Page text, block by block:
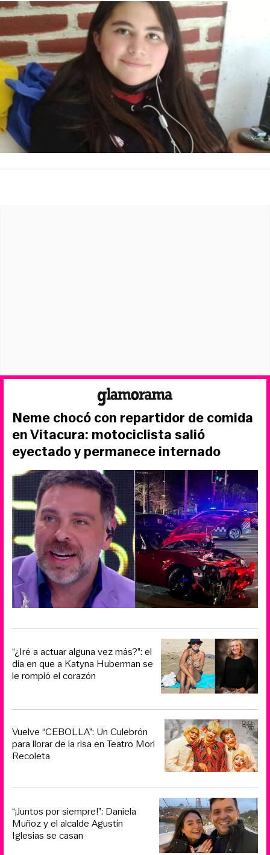
Neme chocó con repartidor de comida
en Vitacura: motociclista salió
eyectado y permanece internado
“¿Iré a actuar alguna vez más?”: el
día en que a Katyna Huberman se
le rompió el corazón
Vuelve “CEBOLLA”: Un Culebrón
para llorar de la risa en Teatro Mori
Recoleta
“¡Juntos por siempre!”: Daniela
Muñoz y el alcalde Agustín
Iglesias se casan